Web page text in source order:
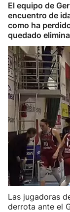
Ciclismo
Herri-kirolak
Balonmano
Kirolak 360
Atletismo
Carreras de
Más deportes
"Helmuga"
El equipo de
encuentro de
como ha
quedado
Las jugadoras
derrota ante el